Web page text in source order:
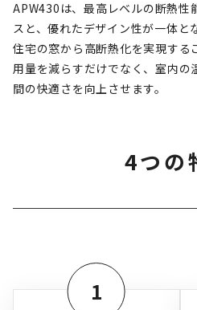
APW430は、最高レベルの断熱性
スと、優れたデザイン性が一体と
住宅の窓から高断熱化を実現する
用量を減らすだけでなく、室内の
間の快適さを向上させます。
4つの
1